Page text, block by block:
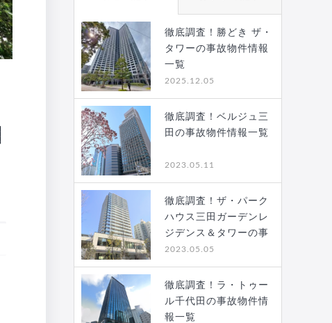
徹底調査！勝どき ザ・
タワーの事故物件情報
一覧
2025.12.05
徹底調査！ベルジュ三
田の事故物件情報一覧
2023.05.11
徹底調査！ザ・パーク
ハウス三田ガーデンレ
ジデンス＆タワーの事
故…
2023.05.05
徹底調査！ラ・トゥー
ル千代田の事故物件情
報一覧